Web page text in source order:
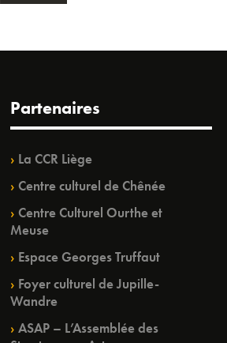
Partenaires
La CCR Liège
Centre culturel de Chênée
Centre Culturel Ourthe et
Meuse
Espace Georges Truffaut
Foyer culturel de Jupille-
Wandre
ASAP – L’Assemblée des